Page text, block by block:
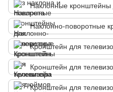
Наклонные кронштейны
Наклонно-поворотные
Кронштейн для
Кронштейн для
Кронштейн для